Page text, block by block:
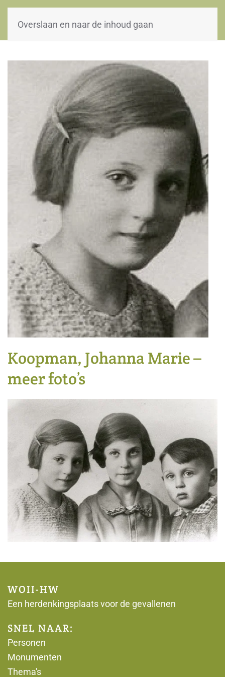
Overslaan en naar de inhoud gaan
WOII-HW
Koopman, Johanna Marie –
meer foto’s
WOII-HW
Een herdenkingsplaats voor de gevallenen
SNEL NAAR:
Personen
Monumenten
Thema's